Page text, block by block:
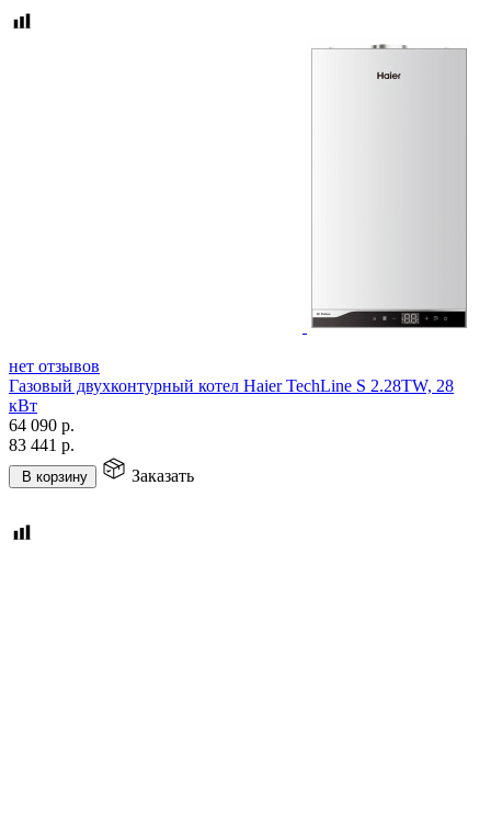
нет отзывов
Газовый двухконтурный котел Haier TechLine S 2.28TW, 28
кВт
64 090 р.
83 441 р.
В корзину Заказать